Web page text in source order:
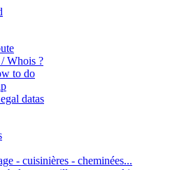
Whois ?
to do
datas
- cuisinières - cheminées...